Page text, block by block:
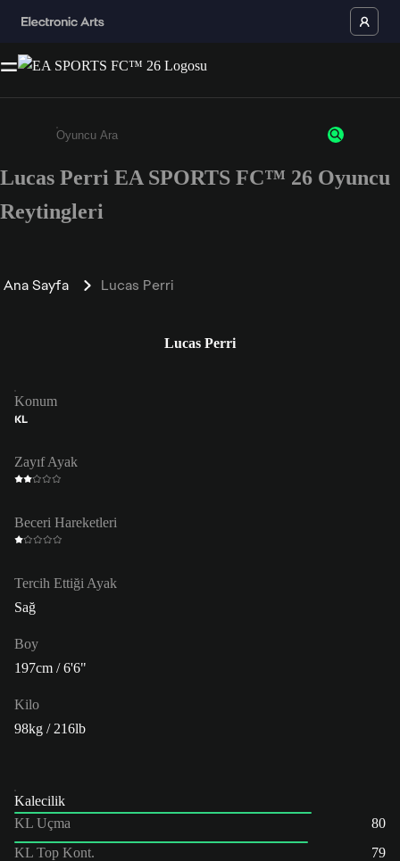
Enter a minimum of 3 characters or numbers
Lucas Perri EA SPORTS FC™ 26 Oyuncu
Reytingleri
Ana Sayfa Lucas Perri
Lucas Perri
Konum
KL
Zayıf Ayak
Beceri Hareketleri
Tercih Ettiği Ayak
Sağ
Boy
197cm / 6'6"
Kilo
98kg / 216lb
Kalecilik
KL Uçma
80
KL Top Kont.
79